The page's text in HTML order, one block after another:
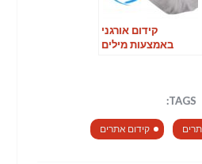
קידום אורגני
באמצעות מילים
TAGS:
קידום אתרים